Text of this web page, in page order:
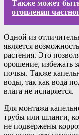
Также может
отопления
Одной из
является
растения. Это
орошение, избежать
почвы. Также
воды, так как вода
влага не испаряется.
Для монтажа
трубы или шланги,
не подвержены